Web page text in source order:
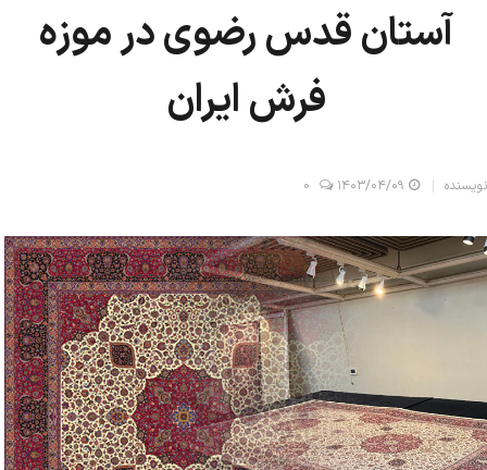
آستان قدس رضوی در موزه
فرش ایران
نویسنده ۱۴۰۳/۰۴/۰۹ 0